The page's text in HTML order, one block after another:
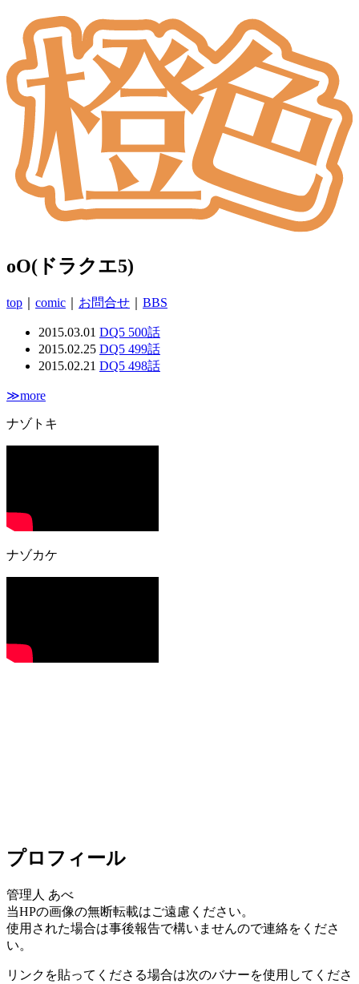
oO(ドラクエ5)
top comic お問合せ BBS
2015.03.01 DQ5 500話
2015.02.25 DQ5 499話
2015.02.21 DQ5 498話
≫more
ナゾトキ
ナゾカケ
プロフィール
管理人 あべ
当HPの画像の無断転載はご遠慮ください。
使用された場合は事後報告で構いませんので連絡をくださ
い。
リンクを貼ってくださる場合は次のバナーを使用してくださ